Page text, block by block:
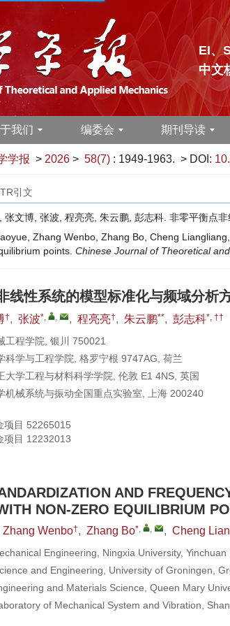
EI、
中文
我们 编委会 期刊导读
学报 > 2026 > 58(7) : 1949-1963. > DOI:
引文
张文博, 张波, 程亮亮, 朱云鹏, 彭志科. 非零平衡点
Zhang Wenbo, Zhang Bo, Cheng
points. Chinese Journal of Theoretical
线性系统的模型标准化与频域分析
†, 张波*, , , 程亮亮†, 朱云鹏**, 彭志科*, ††
工程学院, 银川 750021
科学与工程学院, 格罗宁根 9747AG, 荷兰
大学工程与材料科学学院, 伦敦 E1 4NS, 英国
机械系统与振动全国重点实验室, 上海 200240
项目 52265015
项目 12232013
AND
NON-ZERO EQUILIBRIUM
Zhang Wenbo†, Zhang Bo*, , , Cheng
Engineering, Ningxia University, Yinchuan
and Engineering, University of Groningen,
and Materials Science, Queen Mary
of Mechanical System and Vibration,